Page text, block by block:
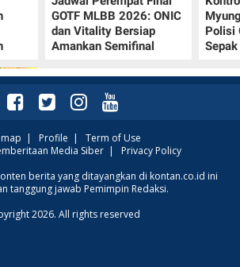
GOTF MLBB 2026: ONIC
dan Vitality Bersiap
Amankan Semifinal
Polisi
7–
| Profile | Term of Use
Media Siber| Privacy Policy
berita yang ditayangkan di kontan.co.id ini
tanggung jawab Pemimpin Redaksi.
2026. All rights reserved